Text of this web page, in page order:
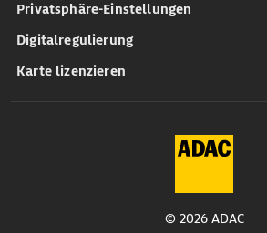
Privatsphäre-Einstellungen
Digitalregulierung
Karte lizenzieren
© 2026 ADAC